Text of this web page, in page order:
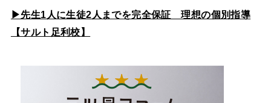
▶先生1人に生徒2人までを完全保証 理想の個別指導
【サルト足利校】